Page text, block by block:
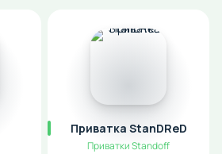
Приватка StanDReD
Приватки Standoff